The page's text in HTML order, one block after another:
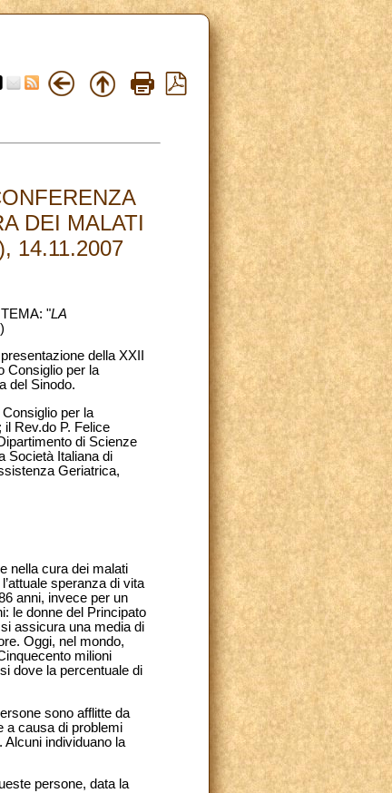
DEI MALATI
14.11.2007
"LA
della XXII
Consiglio per la
del Sinodo.
per la
Rev.do P. Felice
di Scienze
Società Italiana di
Geriatrica,
nella cura dei malati
speranza di vita
anni, invece per un
le donne del Principato
assicura una media di
Oggi, nel mondo,
milioni
dove la percentuale di
sono afflitte da
a causa di problemi
Alcuni individuano la
persone, data la